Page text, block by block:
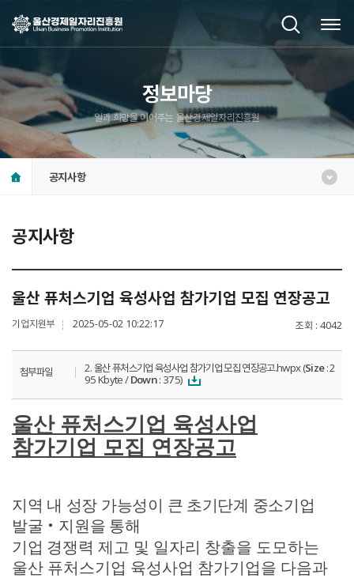
정보마당
일과 희망을 이어주는 울산경제일자리진흥원
공지사항
공지사항
울산 퓨처스기업 육성사업 참가기업 모집 연장공고
조회 4042
기업지원부 2025-05-02 10:22:17
첨부파일 2. 울산 퓨처스기업 육성사업 참가기업 모집 연장공고.hwpx (Size: 2
95 Kbyte /Down: 375)
울산 퓨처스기업 육성사업
참가기업 모집 연장공고
지역 내 성장 가능성이 큰 초기단계 중소기업
발굴 ‧ 지원을 통해
기업 경쟁력 제고 및 일자리 창출을 도모하는
울산 퓨처스기업 육성사업 참가기업을 다음과